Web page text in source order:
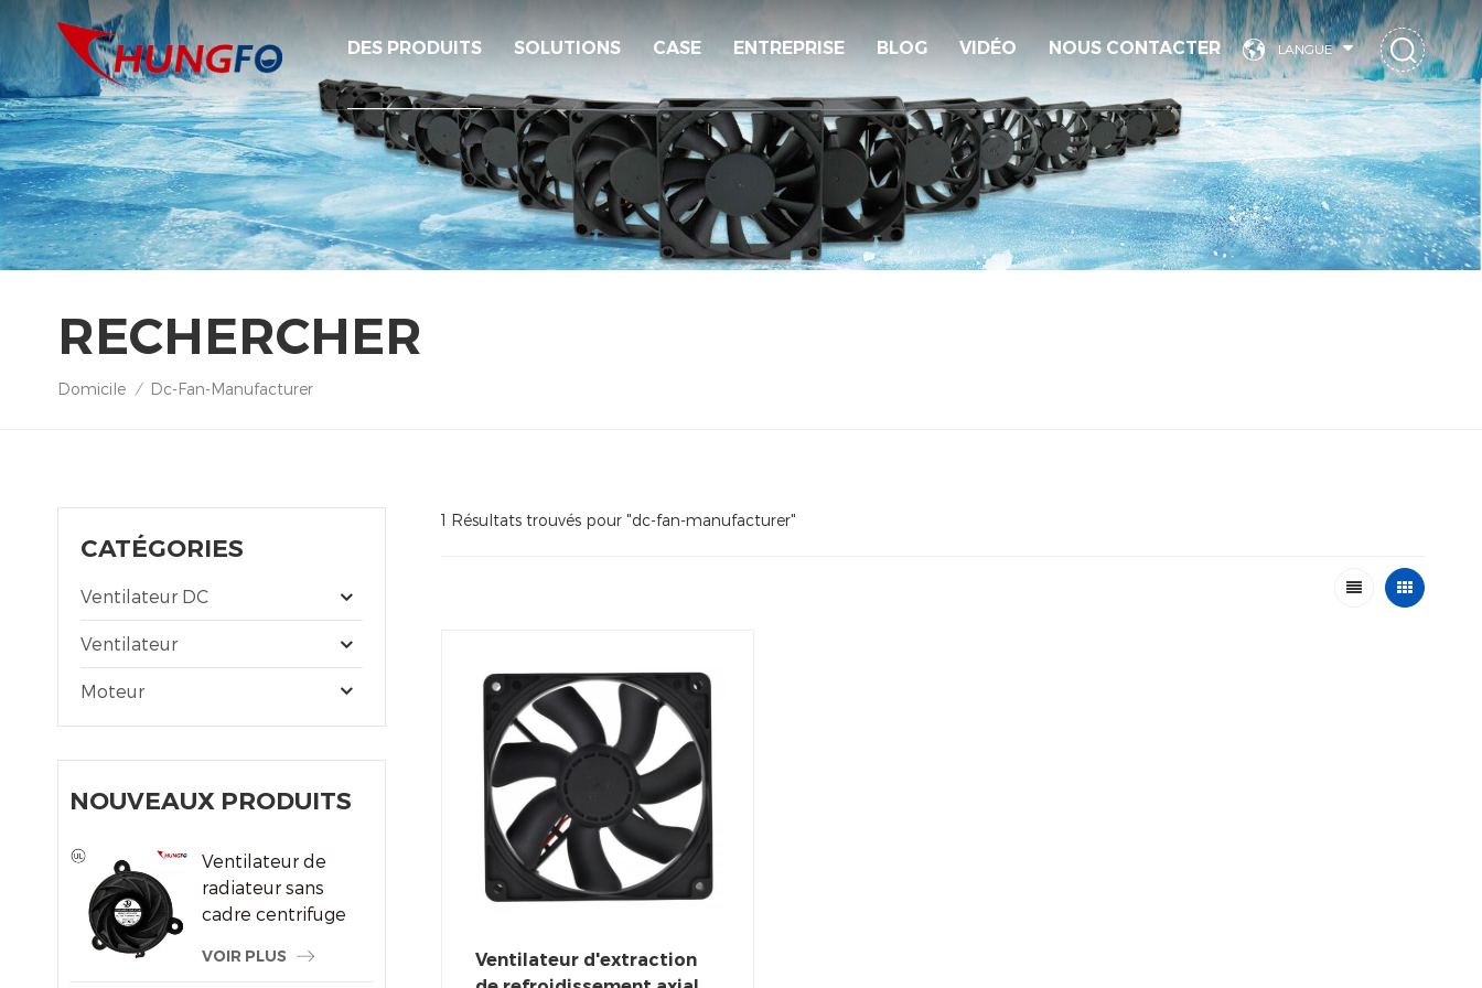
LANGUE
DES PRODUITS SOLUTIONS CASE ENTREPRISE BLOG VIDÉO NOUS CONTACTER
RECHERCHER
Domicile / Dc-Fan-Manufacturer
CATÉGORIES
Ventilateur DC
Ventilateur
Moteur
NOUVEAUX PRODUITS
Ventilateur de
radiateur sans
cadre centrifuge
refroidissement
VOIR PLUS
1 Résultats trouvés pour "dc-fan-manufacturer"
Ventilateur d'extraction